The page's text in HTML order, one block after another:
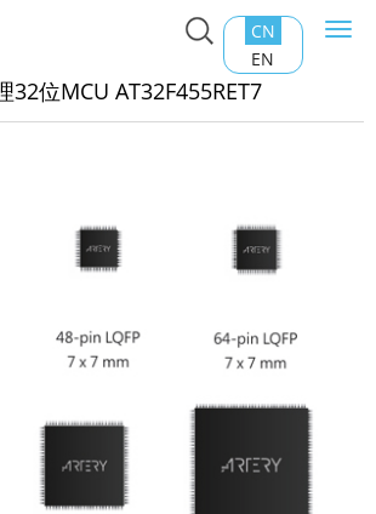
CN
EN
芯片
Artery雅特力代理32位MCU
位MCU AT32F455RET7